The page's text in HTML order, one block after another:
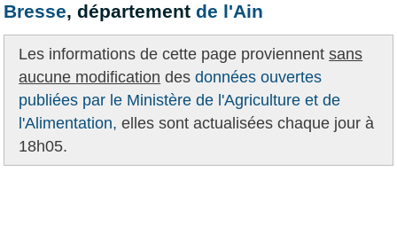
Bresse, départementde l'Ain
Les informations de cette page proviennentsans
aucune modification desdonnées ouvertes
publiées par le Ministère de l'Agriculture et de
l'Alimentation, elles sont actualisées chaque jour à
18h05.